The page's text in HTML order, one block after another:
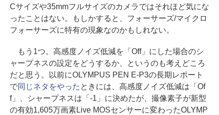
Cサイズや35mmフルサイズのカメラではそれほど気にな
ったことはない。もしかすると、フォーサーズ/マイクロ
フォーサーズに特有の現象なのかもしれない。
もう1つ。高感度ノイズ低減を「Off」にした場合のシ
ャープネスの設定をどうするか、というのも考えどころ
だと思う。以前にOLYMPUS PEN E-P3の長期レポート
で 同じネタをやった ときには、高感度ノイズ低減は「Of
f」、シャープネスは「-1」に決めたが、撮像素子が新型
の有効1,605万画素Live MOSセンサーに変わったOLYMP